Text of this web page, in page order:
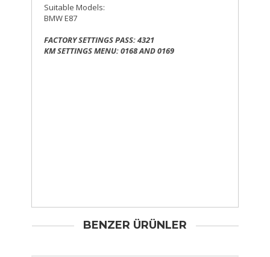
Suitable Models:
BMW E87
FACTORY SETTINGS PASS: 4321
KM SETTINGS MENU: 0168 AND 0169
BENZER ÜRÜNLER